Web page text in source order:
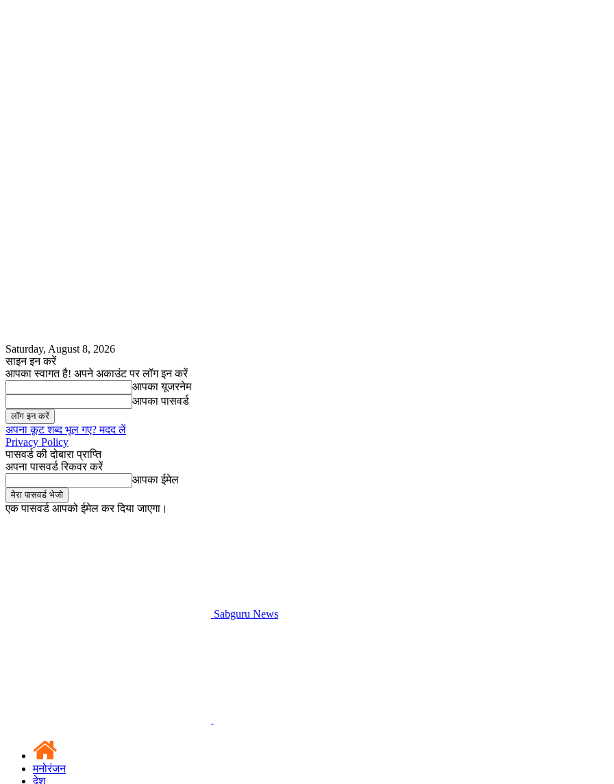
Saturday, August 8, 2026
साइन इन करें
आपका स्वागत है! अपने अकाउंट पर लॉग इन करें
आपका यूजरनेम
आपका पासवर्ड
अपना कूट शब्द भूल गए? मदद लें
Privacy Policy
पासवर्ड की दोबारा प्राप्ति
अपना पासवर्ड रिकवर करें
आपका ईमेल
एक पासवर्ड आपको ईमेल कर दिया जाएगा।
Sabguru News
मनोरंजन
देश